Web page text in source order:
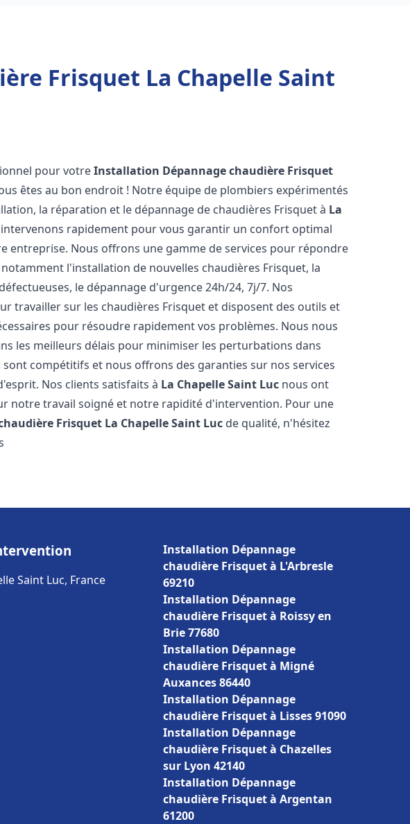
Frisquet La Chapelle Saint
pour votreInstallation Dépannage chaudière Frisquet
êtes au bon endroit ! Notre équipe de plombiers expérimentés
la réparation et le dépannage de chaudières Frisquet à La
intervenons rapidement pour vous garantir un confort optimal
entreprise. Nous offrons une gamme de services pour répondre
l'installation de nouvelles chaudières Frisquet, la
le dépannage d'urgence 24h/24, 7j/7. Nos
travailler sur les chaudières Frisquet et disposent des outils et
pour résoudre rapidement vos problèmes. Nous nous
les meilleurs délais pour minimiser les perturbations dans
compétitifs et nous offrons des garanties sur nos services
Nos clients satisfaits à La Chapelle Saint Luc nous ont
notre travail soigné et notre rapidité d'intervention. Pour une
Frisquet La Chapelle Saint Luc de qualité, n'hésitez
Saint Luc, France
Installation Dépannage
chaudière Frisquet à L'Arbresle
69210
Installation Dépannage
chaudière Frisquet à Roissy en
Brie 77680
Installation Dépannage
chaudière Frisquet à Migné
Auxances 86440
Installation Dépannage
chaudière Frisquet à Lisses 91090
Installation Dépannage
chaudière Frisquet à Chazelles
sur Lyon 42140
Installation Dépannage
chaudière Frisquet à Argentan
61200